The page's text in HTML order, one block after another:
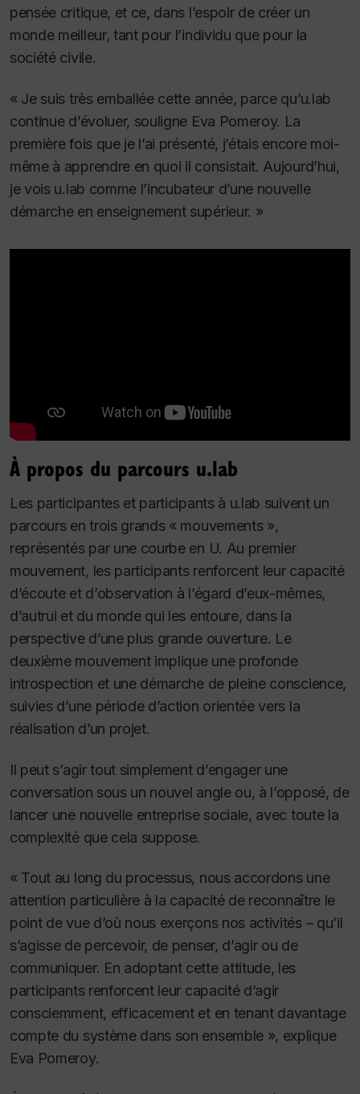
pensée critique, et ce, dans l’espoir de créer un
monde meilleur, tant pour l’individu que pour la
société civile.
« Je suis très emballée cette année, parce qu’u.lab
continue d’évoluer, souligne Eva Pomeroy. La
première fois que je l’ai présenté, j’étais encore moi-
même à apprendre en quoi il consistait. Aujourd’hui,
je vois u.lab comme l’incubateur d’une nouvelle
démarche en enseignement supérieur. »
À propos du parcours u.lab
Les participantes et participants à u.lab suivent un
parcours en trois grands « mouvements »,
représentés par une courbe en U. Au premier
mouvement, les participants renforcent leur capacité
d’écoute et d’observation à l’égard d’eux-mêmes,
d’autrui et du monde qui les entoure, dans la
perspective d’une plus grande ouverture. Le
deuxième mouvement implique une profonde
introspection et une démarche de pleine conscience,
suivies d’une période d’action orientée vers la
réalisation d’un projet.
Il peut s’agir tout simplement d’engager une
conversation sous un nouvel angle ou, à l’opposé, de
lancer une nouvelle entreprise sociale, avec toute la
complexité que cela suppose.
« Tout au long du processus, nous accordons une
attention particulière à la capacité de reconnaître le
point de vue d’où nous exerçons nos activités – qu’il
s’agisse de percevoir, de penser, d’agir ou de
communiquer. En adoptant cette attitude, les
participants renforcent leur capacité d’agir
consciemment, efficacement et en tenant davantage
compte du système dans son ensemble », explique
Eva Pomeroy.